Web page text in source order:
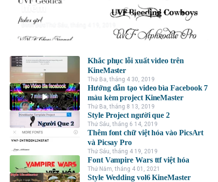
hiếm
Đình Đức
Khắc phục lỗi xuất video trên
KineMaster
Thứ Ba, tháng 4 30, 2019
Hướng dẫn tạo video bìa Facebook 7
màu kèm project KineMaster
Thứ Ba, tháng 8 13, 2019
Style Project người que 2
Thứ Sáu, tháng 6 14, 2019
Thêm font chữ việt hóa vào PicsArt
và Picsay Pro
Thứ Sáu, tháng 4 19, 2019
Font Vampire Wars ttf việt hóa
Thứ Năm, tháng 4 01, 2021
Style Wedding vol6 KineMaster